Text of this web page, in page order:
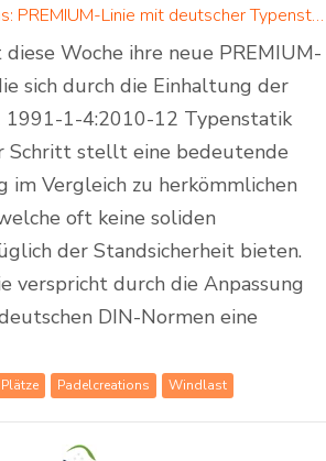
Neu bei Padelcreations: PREMIUM-Linie mit deutscher Typenstatik nach DIN Norm
Woche ihre neue PREMIUM-
sich durch die Einhaltung der
1991-1-4:2010-12 Typenstatik
Schritt stellt eine bedeutende
Vergleich zu herkömmlichen
oft keine soliden
der Standsicherheit bieten.
verspricht durch die Anpassung
DIN-Normen eine
Padelcreations Windlast